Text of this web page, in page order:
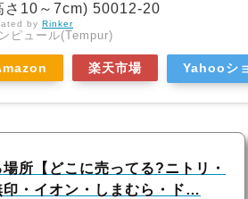
さ10～7cm) 50012-20
by Rinker
ピュール(Tempur)
楽天市場 Yahooシ
所【どこに売ってる?ニトリ・
印・イオン・しまむら・ド…